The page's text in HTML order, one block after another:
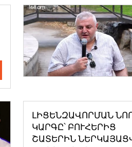
ԼԻՑԵՆԶԱՎՈՐՄԱՆ
ԿԱՐԳԸ՝ ԲՈՒՀԵՐԻՑ
ՇԱՏԵՐԻՆ